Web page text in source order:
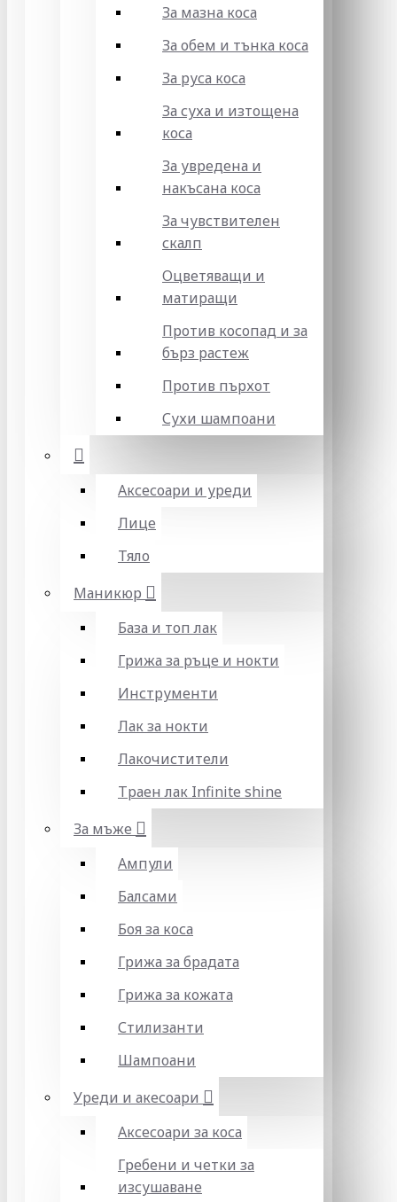
За мазна коса
За обем и тънка коса
За руса коса
За суха и изтощена
коса
За увредена и
накъсана коса
За чувствителен
скалп
Оцветяващи и
матиращи
Против косопад и за
бърз растеж
Против пърхот
Сухи шампоани
Аксесоари и уреди
Лице
Тяло
Маникюр
База и топ лак
Грижа за ръце и нокти
Инструменти
Лак за нокти
Лакочистители
Траен лак Infinite shine
За мъже
Ампули
Балсами
Боя за коса
Грижа за брадата
Грижа за кожата
Стилизанти
Шампоани
Уреди и акесоари
Аксесоари за коса
Гребени и четки за
изсушаване